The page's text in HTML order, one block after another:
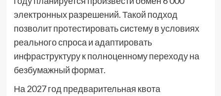
электронных разрешений. Такой подход
позволит протестировать систему в условиях
реального спроса и адаптировать
инфраструктуру к полноценному переходу на
безбумажный формат.
На 2027 год предварительная квота